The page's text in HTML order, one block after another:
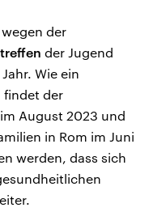
der
der Jugend
Wie ein
findet der
August 2023 und
in Rom im Juni
werden, dass sich